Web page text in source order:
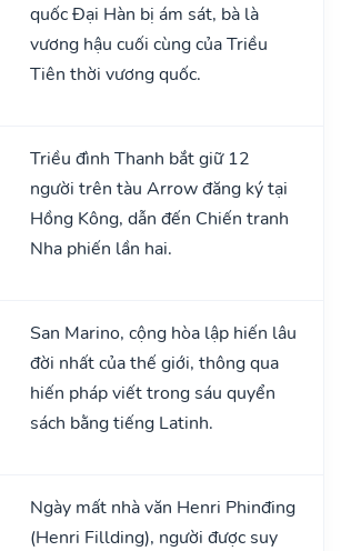
quốc Đại Hàn bị ám sát, bà là
vương hậu cuối cùng của Triều
Tiên thời vương quốc.
Triều đình Thanh bắt giữ 12
người trên tàu Arrow đăng ký tại
Hồng Kông, dẫn đến Chiến tranh
Nha phiến lần hai.
San Marino, cộng hòa lập hiến lâu
đời nhất của thế giới, thông qua
hiến pháp viết trong sáu quyển
sách bằng tiếng Latinh.
Ngày mất nhà văn Henri Phinđing
(Henri Fillding), người được suy